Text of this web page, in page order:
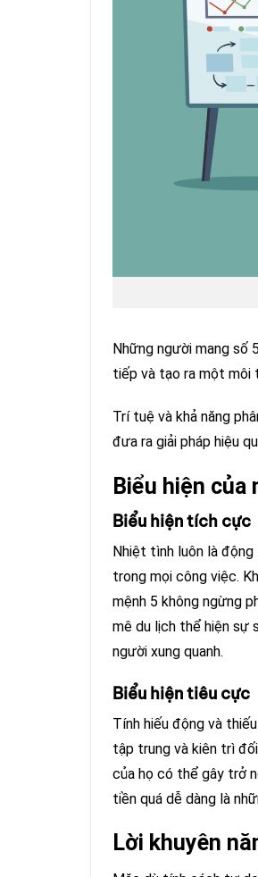
Những người mang số
tiếp và tạo ra một môi
Trí tuệ và khả năng
đưa ra giải pháp hiệu
Biểu hiện
Biểu hiện tích cực
Nhiệt tình luôn là
trong mọi công việc.
mệnh 5 không ngừng
mê du lịch thể hiện sự
người xung quanh.
Biểu hiện tiêu cực
Tính hiếu động và
tập trung và kiên trì
của họ có thể gây trở
tiền quá dễ dàng là
Lời khuyên